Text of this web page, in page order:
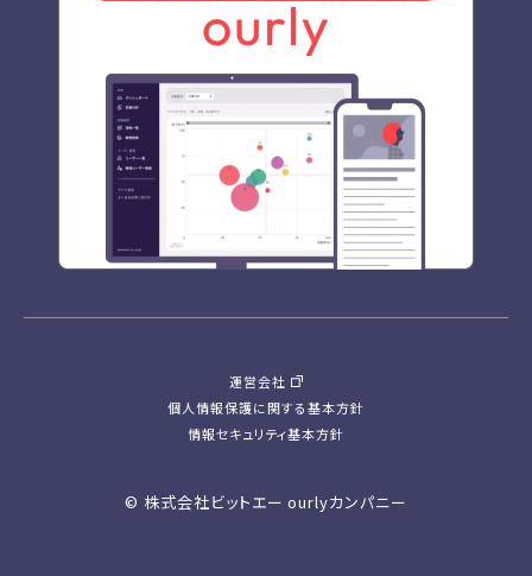
運営会社
個人情報保護に関する基本方針
情報セキュリティ基本方針
© 株式会社ビットエー ourlyカンパニー